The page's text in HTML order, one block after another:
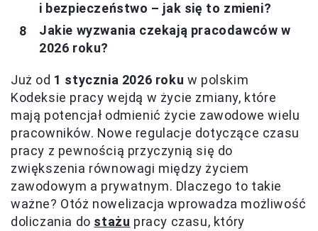
i bezpieczeństwo – jak się to zmieni?
Jakie wyzwania czekają pracodawców w
2026 roku?
Już od 1 stycznia 2026 roku w polskim
Kodeksie pracy wejdą w życie zmiany, które
mają potencjał odmienić życie zawodowe wielu
pracowników. Nowe regulacje dotyczące czasu
pracy z pewnością przyczynią się do
zwiększenia równowagi między życiem
zawodowym a prywatnym. Dlaczego to takie
ważne? Otóż nowelizacja wprowadza możliwość
doliczania do stażu pracy czasu, który